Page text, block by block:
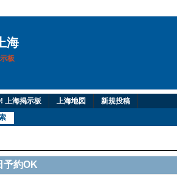
海
板
上海掲示板 上海地図 新規投稿
予約OK